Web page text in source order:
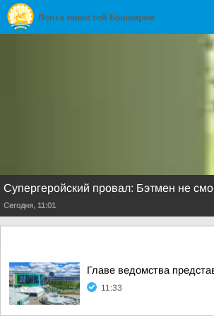
Супергеройский провал: Бэтмен не
Сегодня, 11:01
Главе ведомства
11:33